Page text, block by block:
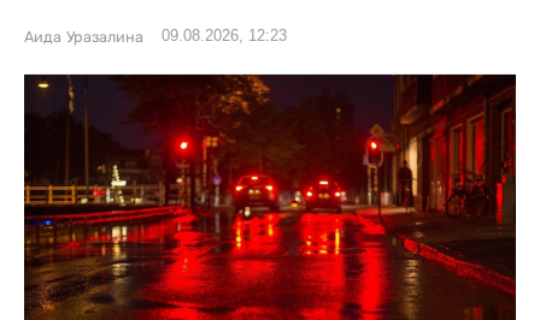
Аида Уразалина 09.08.2026, 12:23